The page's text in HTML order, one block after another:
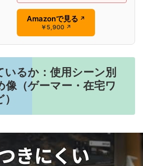
Amazonで見る ↗
￥5,900 ↗
いるか：使用シーン別
像（ゲーマー・在宅ワ